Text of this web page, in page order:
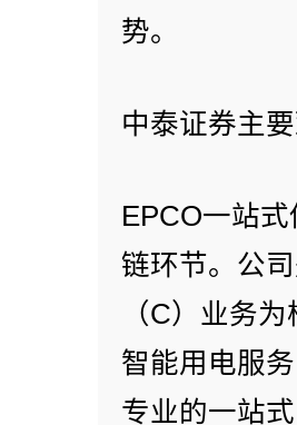
势。
中泰证券主
EPCO一站
链环节。公
（C）业务
智能用电服
专业的一站